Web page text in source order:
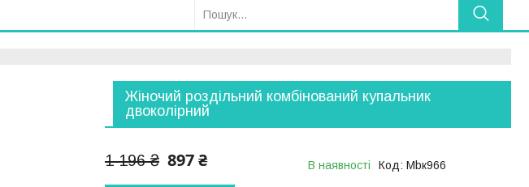
Жіночий роздільний комбінований купальник
двоколірний
1 196 ₴ 897 ₴ В наявності Код: Mbк966